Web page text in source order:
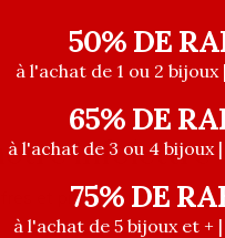
infolettre
et promotions
50% DE
à l'achat de 1 ou 2 bijoux
65% DE
à l'achat de 3 ou 4 bijoux
75% DE
à l'achat de 5 bijoux et +